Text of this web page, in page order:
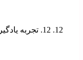
12. تجربه یادگیری چندرسانه‌ای